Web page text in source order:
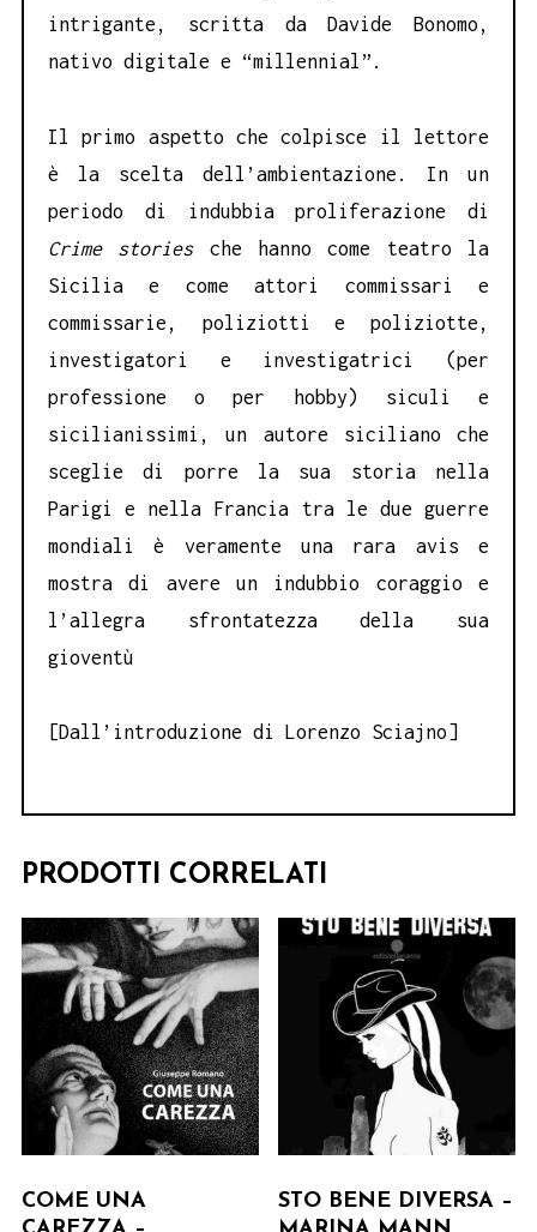
intrigante, scritta da Davide Bonomo,
nativo digitale e “millennial”.
Il primo aspetto che colpisce il lettore
è la scelta dell’ambientazione. In un
periodo di indubbia proliferazione di
Crime storiesche hanno come teatro la
Sicilia e come attori commissari e
commissarie, poliziotti e poliziotte,
investigatori e investigatrici (per
professione o per hobby) siculi e
sicilianissimi, un autore siciliano che
sceglie di porre la sua storia nella
Parigi e nella Francia tra le due guerre
mondiali è veramente una rara avis e
mostra di avere un indubbio coraggio e
l’allegra sfrontatezza della sua
gioventù
[Dall’introduzione di Lorenzo Sciajno]
PRODOTTI CORRELATI
COME UNA
STO BENE DIVERSA –